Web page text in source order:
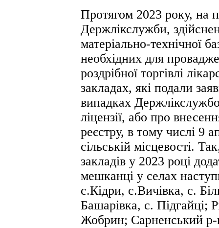
Протягом 2023 року, на
Держлікслужби,
матеріально-технічної
необхідних для
роздрібної торгівлі
закладах, які подали
випадках
ліцензії, або про
реєстру, в тому числі 9
сільській місцевості.
закладів у 2023 році
мешканці у селах
с.Кідри, с.Вичівка, с.
Башарівка, с. Підгайці;
Жобрин; Сарненський р-